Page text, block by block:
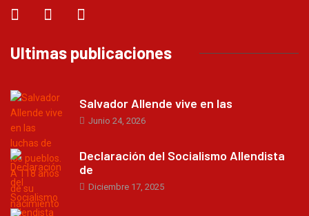
Ultimas publicaciones
Salvador Allende vive en las
Junio 24, 2026
Declaración del Socialismo Allendista
de
Diciembre 17, 2025